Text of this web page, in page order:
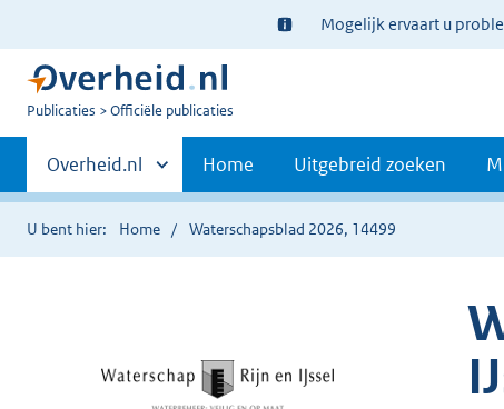
Ter
informatie:
Mogelijk ervaart u
U
Publicaties Officiële publicaties
Primaire
navigatie
Andere
sites
binnen
Overheid.nl Home Uitgebreid zoeken
U bent hier: Home Waterschapsblad 2026, 14499